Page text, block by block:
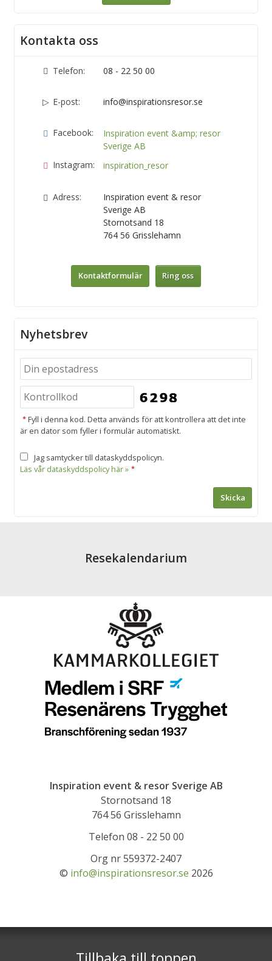
Kontakta oss
Telefon: 08 - 22 50 00
E-post: info@inspirationsresor.se
Facebook:
Inspiration event &amp; resor
Sverige AB
Instagram:
inspiration_resor
Adress:
Inspiration event & resor
Sverige AB
Stornotsand 18
764 56 Grisslehamn
Kontaktformulär Ring oss
Nyhetsbrev
* Fyll i denna kod. Detta används för att kontrollera att det inte
är en dator som fyller i formulär automatiskt.
Jag samtycker till dataskyddspolicyn.
Läs vår dataskyddspolicy här » *
Resekalendarium
Inspiration event & resor Sverige AB
Stornotsand 18
764 56 Grisslehamn
Telefon 08 - 22 50 00
Org nr 559372-2407
© info@inspirationsresor.se 2026